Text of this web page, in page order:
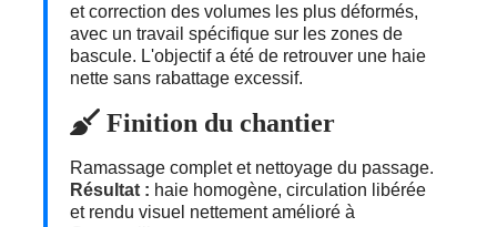
et correction des volumes les plus déformés,
avec un travail spécifique sur les zones de
bascule. L'objectif a été de retrouver une haie
nette sans rabattage excessif.
Finition du chantier
Ramassage complet et nettoyage du passage.
Résultat : haie homogène, circulation libérée
et rendu visuel nettement amélioré à